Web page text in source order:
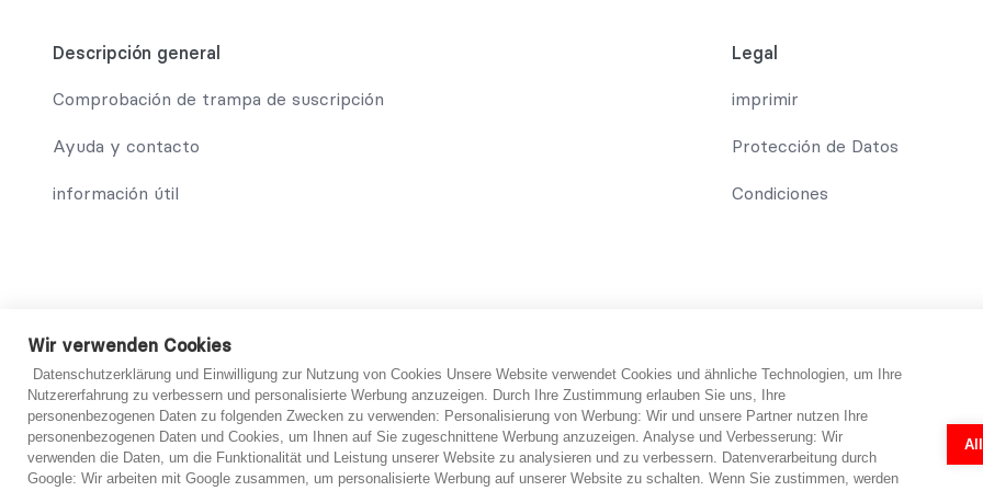
Descripción general
Comprobación de trampa de suscripción
Ayuda y contacto
información útil
Legal
imprimir
Protección de Datos
Condiciones
*Nota: abo-hilfe.de sirve como sitio web informativo. El consumidor recibe información y consejos y trucos sobre el tema de la
consumidor y el cuestionario también se puede completar por teléfono. abo-hilfe.de no proporciona ningún servicio jurídico ni
se proporcione, el consumidor podrá ponerse en contacto con abogados. Los cuestionarios y formularios en línea fueron creados
En principio, sin embargo, siempre es necesario un examen individual por parte de un abogado en cada caso concreto. Un
haber examinado los documentos presentados.
Wir verwenden Cookies
Datenschutzerklärung und Einwilligung zur Nutzung von Cookies Unsere Website verwendet Cookies und ähnliche Technologien, um Ihre
Nutzererfahrung zu verbessern und personalisierte Werbung anzuzeigen. Durch Ihre Zustimmung erlauben Sie uns, Ihre
personenbezogenen Daten zu folgenden Zwecken zu verwenden: Personalisierung von Werbung: Wir und unsere Partner nutzen Ihre
personenbezogenen Daten und Cookies, um Ihnen auf Sie zugeschnittene Werbung anzuzeigen. Analyse und Verbesserung: Wir
verwenden die Daten, um die Funktionalität und Leistung unserer Website zu analysieren und zu verbessern. Datenverarbeitung durch
Google: Wir arbeiten mit Google zusammen, um personalisierte Werbung auf unserer Website zu schalten. Wenn Sie zustimmen, werden